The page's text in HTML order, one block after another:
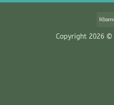
Copyright 2026 ©